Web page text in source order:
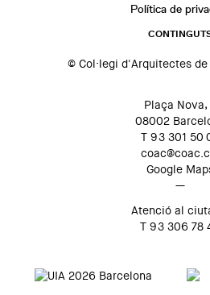
Política de
© Col·legi d'Arquitectes
Plaça Nova,
08002
T 93 301 50
Google
—
Atenció al
T 93 306 78